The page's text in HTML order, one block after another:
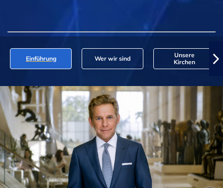
Einführung Wer wir sind
Unsere
Kirchen